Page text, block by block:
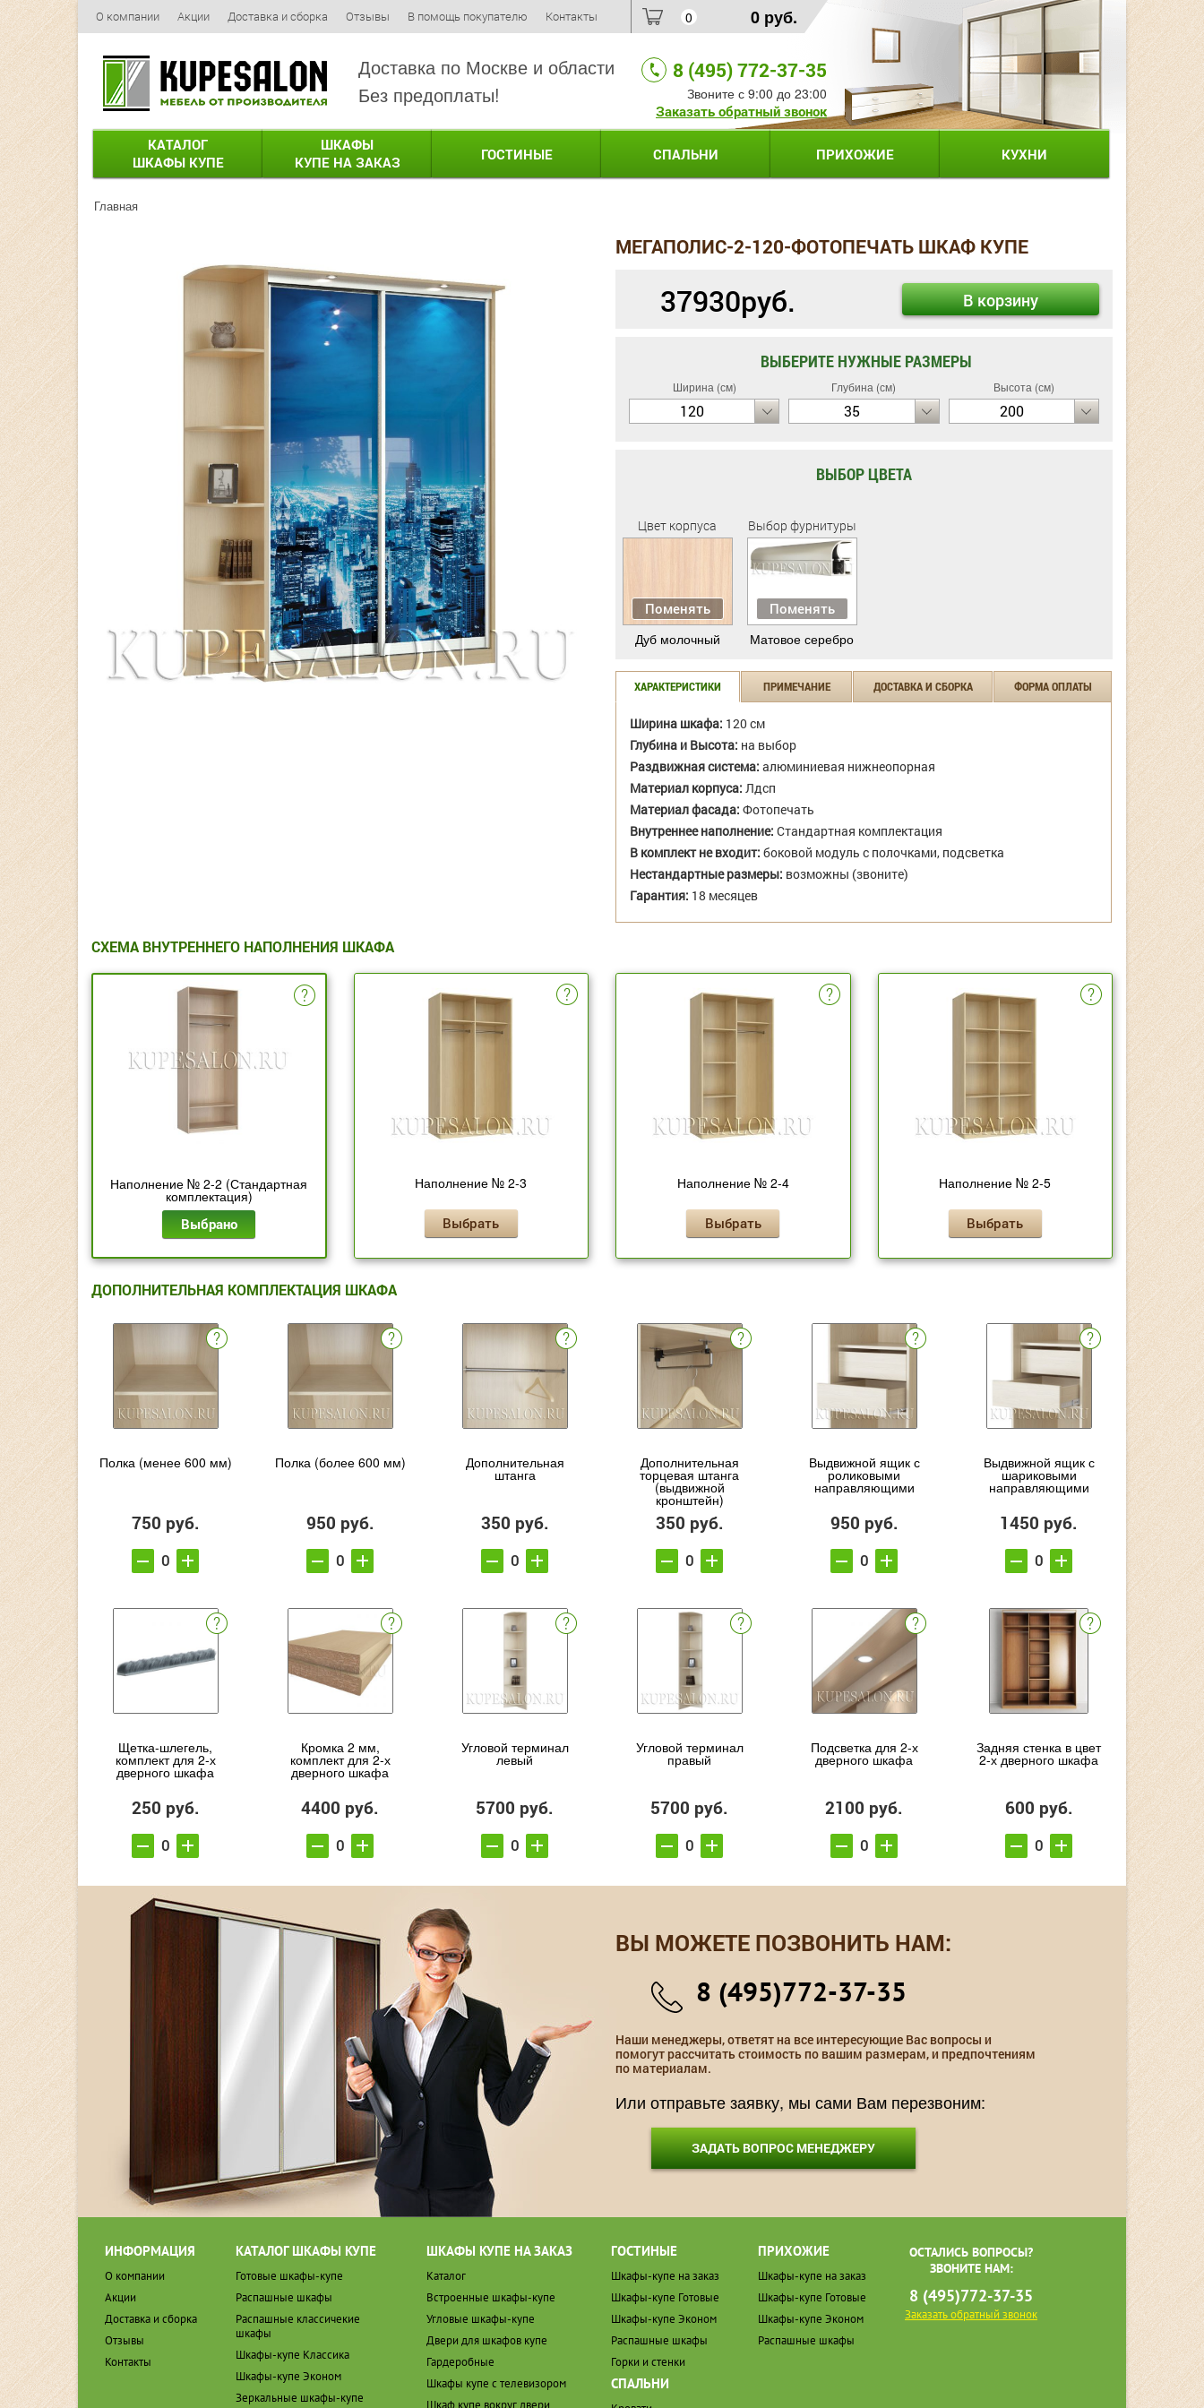
О компании Акции Доставка и сборка Отзывы В помощь покупателю Контакты 0 0 руб.
Доставка по Москве и области
Без предоплаты!
8 (495) 772-37-35
Звоните с 9:00 до 23:00
Заказать обратный звонок
КАТАЛОГ
ШКАФЫ КУПЕ
ШКАФЫ
КУПЕ НА ЗАКАЗ
ГОСТИНЫЕ СПАЛЬНИ ПРИХОЖИЕ КУХНИ
Главная
МЕГАПОЛИС-2-120-ФОТОПЕЧАТЬ ШКАФ КУПЕ
37930руб. В корзину
ВЫБЕРИТЕ НУЖНЫЕ РАЗМЕРЫ
Ширина (см)
120
Глубина (см)
35
Высота (см)
200
ВЫБОР ЦВЕТА
Цвет корпуса
Поменять
Дуб молочный
Выбор фурнитуры
Поменять
Матовое серебро
ХАРАКТЕРИСТИКИ ПРИМЕЧАНИЕ ДОСТАВКА И СБОРКА ФОРМА ОПЛАТЫ
Ширина шкафа: 120 см
Глубина и Высота: на выбор
Раздвижная система: алюминиевая нижнеопорная
Материал корпуса: Лдсп
Материал фасада: Фотопечать
Внутреннее наполнение: Стандартная комплектация
В комплект не входит: боковой модуль с полочками, подсветка
Нестандартные размеры: возможны (звоните)
Гарантия: 18 месяцев
СХЕМА ВНУТРЕННЕГО НАПОЛНЕНИЯ ШКАФА
Наполнение № 2-2 (Стандартная
комплектация)
Выбрано
Наполнение № 2-3
Выбрать
Наполнение № 2-4
Выбрать
Наполнение № 2-5
Выбрать
ДОПОЛНИТЕЛЬНАЯ КОМПЛЕКТАЦИЯ ШКАФА
Полка (менее 600 мм)
750 руб.
Полка (более 600 мм)
950 руб.
Дополнительная
штанга
350 руб.
Дополнительная
торцевая штанга
(выдвижной
кронштейн)
350 руб.
Выдвижной ящик с
роликовыми
направляющими
950 руб.
Выдвижной ящик с
шариковыми
направляющими
1450 руб.
Щетка-шлегель,
комплект для 2-х
дверного шкафа
250 руб.
Кромка 2 мм,
комплект для 2-х
дверного шкафа
4400 руб.
Угловой терминал
левый
5700 руб.
Угловой терминал
правый
5700 руб.
Подсветка для 2-х
дверного шкафа
2100 руб.
Задняя стенка в цвет
2-х дверного шкафа
600 руб.
ВЫ МОЖЕТЕ ПОЗВОНИТЬ НАМ:
8 (495)772-37-35
Наши менеджеры, ответят на все интересующие Вас вопросы и
помогут рассчитать стоимость по вашим размерам, и предпочтениям
по материалам.
Или отправьте заявку, мы сами Вам перезвоним:
ЗАДАТЬ ВОПРОС МЕНЕДЖЕРУ
ИНФОРМАЦИЯ
О компании
Акции
Доставка и сборка
Отзывы
Контакты
КАТАЛОГ ШКАФЫ КУПЕ
Готовые шкафы-купе
Распашные шкафы
Распашные классичекие
шкафы
Шкафы-купе Классика
Шкафы-купе Эконом
Зеркальные шкафы-купе
ШКАФЫ КУПЕ НА ЗАКАЗ
Каталог
Встроенные шкафы-купе
Угловые шкафы-купе
Двери для шкафов купе
Гардеробные
Шкафы купе с телевизором
Шкаф купе вокруг двери
ГОСТИНЫЕ
Шкафы-купе на заказ
Шкафы-купе Готовые
Шкафы-купе Эконом
Распашные шкафы
Горки и стенки
СПАЛЬНИ
ПРИХОЖИЕ
Шкафы-купе на заказ
Шкафы-купе Готовые
Шкафы-купе Эконом
Распашные шкафы
ОСТАЛИСЬ ВОПРОСЫ?
ЗВОНИТЕ НАМ:
8 (495)772-37-35
Заказать обратный звонок